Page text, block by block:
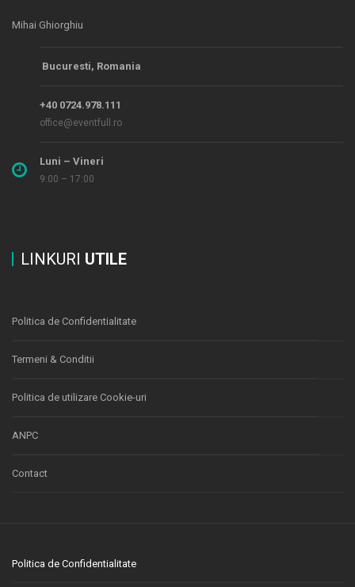
Mihai Ghiorghiu
Bucuresti, Romania
+40 0724.978.111
office@eventfull.ro
Luni – Vineri
9:00 – 17:00
LINKURI UTILE
Politica de Confidentialitate
Termeni & Conditii
Politica de utilizare Cookie-uri
ANPC
Contact
Politica de Confidentialitate